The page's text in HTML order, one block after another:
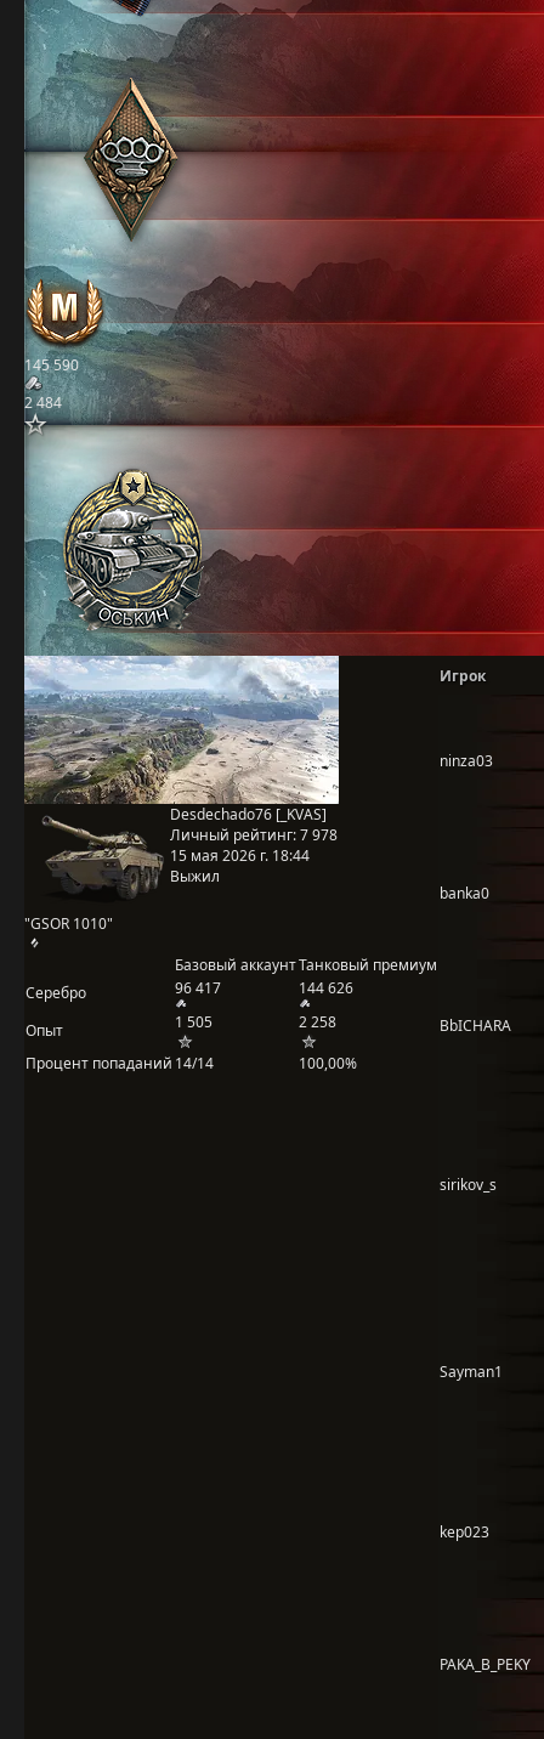
145 590
2 484
"GSOR 1010"
Desdechado76 [_KVAS]
Личный рейтинг:7 978
15 мая 2026 г. 18:44
Выжил
Базовый аккаунтТанковый премиум
Серебро
96 417 144 626
Опыт 1 505
2 258
Процент попаданий 14/14 100,00%
Игрок
ninza03
banka0
BbICHARA
sirikov_s
Sayman1
kep023
PAKA_B_PEKY